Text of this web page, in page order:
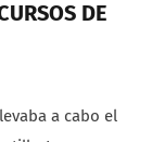
DE
a cabo el